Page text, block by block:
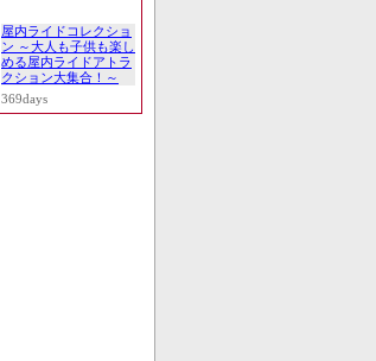
屋内ライドコレクショ
ン ～大人も子供も楽し
める屋内ライドアトラ
クション大集合！～
369days